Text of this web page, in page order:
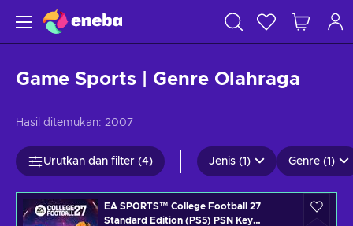
Game Sports | Genre Olahraga
Hasil ditemukan: 2007
Urutkan dan filter (4) Jenis (1) Genre (1)
EA SPORTS™ College Football 27
Standard Edition (PS5) PSN Key